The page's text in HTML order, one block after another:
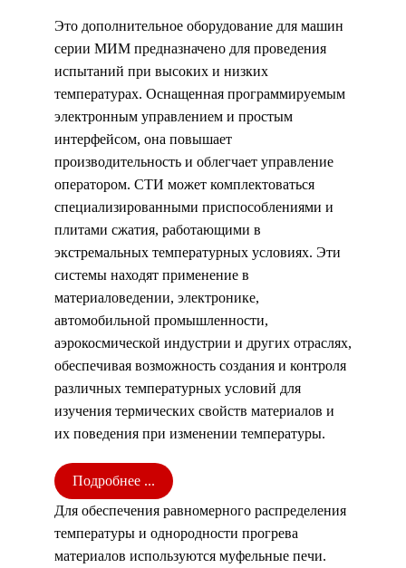
Это дополнительное оборудование для машин
серии МИМ предназначено для проведения
испытаний при высоких и низких
температурах. Оснащенная программируемым
электронным управлением и простым
интерфейсом, она повышает
производительность и облегчает управление
оператором. СТИ может комплектоваться
специализированными приспособлениями и
плитами сжатия, работающими в
экстремальных температурных условиях. Эти
системы находят применение в
материаловедении, электронике,
автомобильной промышленности,
аэрокосмической индустрии и других отраслях,
обеспечивая возможность создания и контроля
различных температурных условий для
изучения термических свойств материалов и
их поведения при изменении температуры.
Подробнее ...
Для обеспечения равномерного распределения
температуры и однородности прогрева
материалов используются муфельные печи.